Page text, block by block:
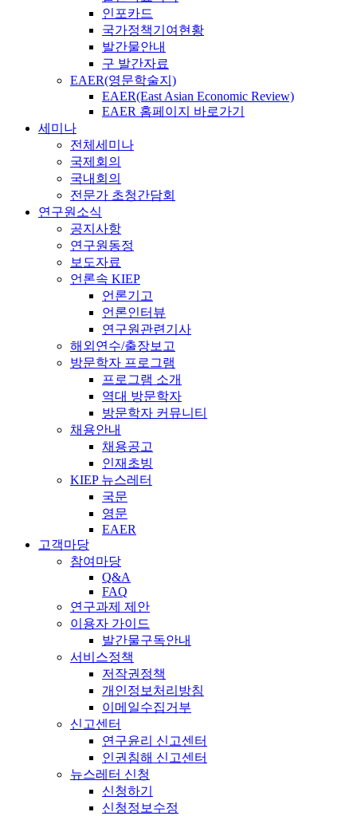
인포카드
국가정책기여현황
발간물안내
구 발간자료
EAER(영문학술지)
EAER(East Asian Economic Review)
EAER 홈페이지 바로가기
세미나
전체세미나
국제회의
국내회의
전문가 초청간담회
연구원소식
공지사항
연구원동정
보도자료
언론속 KIEP
언론기고
언론인터뷰
연구원관련기사
해외연수/출장보고
방문학자 프로그램
프로그램 소개
역대 방문학자
방문학자 커뮤니티
채용안내
채용공고
인재초빙
KIEP 뉴스레터
국문
영문
EAER
고객마당
참여마당
Q&A
FAQ
연구과제 제안
이용자 가이드
발간물구독안내
서비스정책
저작권정책
개인정보처리방침
이메일수집거부
신고센터
연구윤리 신고센터
인권침해 신고센터
뉴스레터 신청
신청하기
신청정보수정